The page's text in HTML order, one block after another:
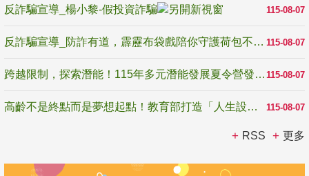
115-08-07
反詐騙宣導_楊小黎-假投資詐騙
115-08-07
反詐騙宣導_防詐有道，霹靂布袋戲陪你守護荷包不受騙
115-08-07
跨越限制，探索潛能！115年多元潛能發展夏令營發掘生命無限可能
115-08-07
高齡不是終點而是夢想起點！教育部打造「人生設計夢工場」 參展第3屆高齡健康產業博覽會
RSS 更多